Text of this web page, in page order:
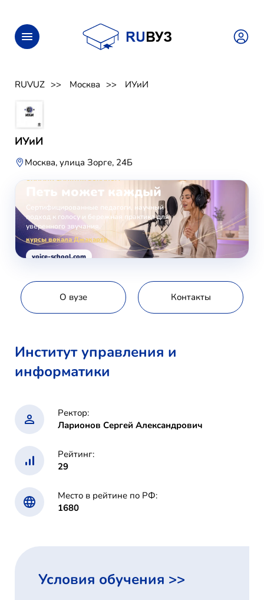
RUVUZ Москва ИУиИ
ИУиИ
Москва, улица Зорге, 24Б
ОНЛАЙН-ЗАНЯТИЯ ВОКАЛОМ
Петь может каждый
Сертифицированные педагоги, научный
подход к голосу и бережная практика для
уверенного звучания.
курсы вокала Джакарта
voice-school.com
О вузе Контакты
Институт управления и
информатики
Ректор:
Ларионов Сергей Александрович
Рейтинг:
29
Место в рейтине по РФ:
1680
Условия обучения >>